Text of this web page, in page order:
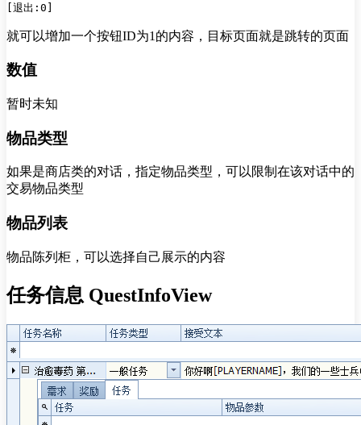
就可以增加一个按钮ID为1的内容，目标页面就是跳转的页面
数值
暂时未知
物品类型
如果是商店类的对话，指定物品类型，可以限制在该对话中的
交易物品类型
物品列表
物品陈列柜，可以选择自己展示的内容
任务信息 QuestInfoView